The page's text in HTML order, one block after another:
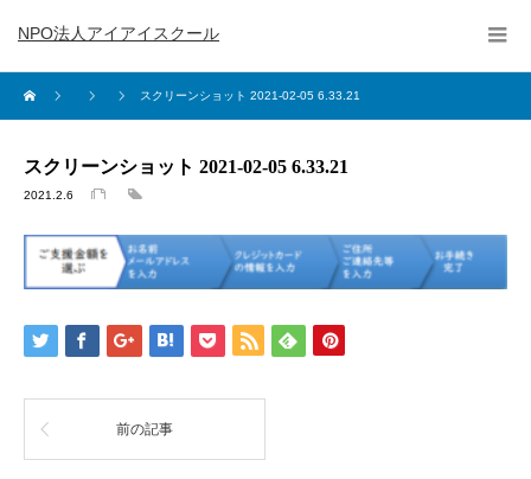
NPO法人アイアイスクール
スクリーンショット 2021-02-05 6.33.21
スクリーンショット 2021-02-05 6.33.21
2021.2.6
前の記事